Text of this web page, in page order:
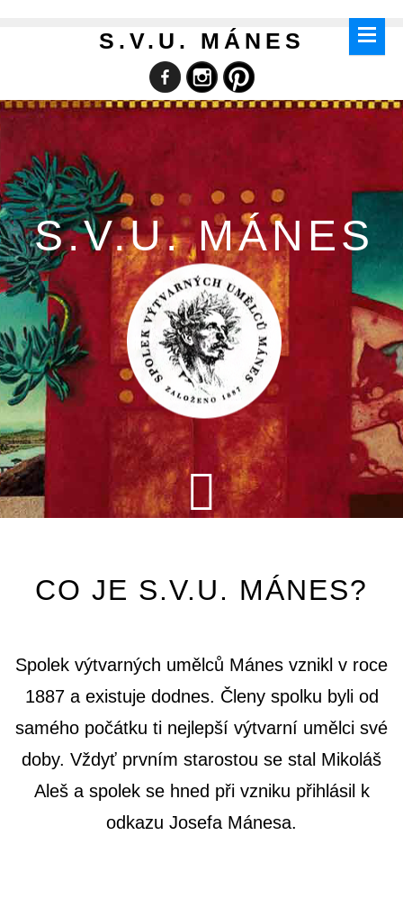
S.V.U. MÁNES
S.V.U. MÁNES
CO JE S.V.U. MÁNES?
Spolek výtvarných umělců Mánes vznikl v roce
1887 a existuje dodnes. Členy spolku byli od
samého počátku ti nejlepší výtvarní umělci své
doby. Vždyť prvním starostou se stal Mikoláš
Aleš a spolek se hned při vzniku přihlásil k
odkazu Josefa Mánesa.